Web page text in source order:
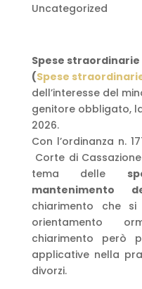
Uncategorized
Spese
(Spese
dell’interesse del
genitore obbligato,
2026.
Con l’ordinanza n.
Corte di
tema delle
mantenimento
chiarimento che
orientamento
chiarimento però
applicative nella
divorzi.